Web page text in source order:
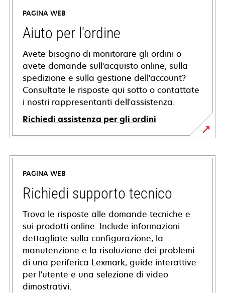
PAGINA WEB
Aiuto per l'ordine
Avete bisogno di monitorare gli ordini o
avete domande sull'acquisto online, sulla
spedizione e sulla gestione dell'account?
Consultate le risposte qui sotto o contattate
i nostri rappresentanti dell'assistenza.
Richiedi assistenza per gli ordini
PAGINA WEB
Richiedi supporto tecnico
Trova le risposte alle domande tecniche e
sui prodotti online. Include informazioni
dettagliate sulla configurazione, la
manutenzione e la risoluzione dei problemi
di una periferica Lexmark, guide interattive
per l'utente e una selezione di video
dimostrativi.